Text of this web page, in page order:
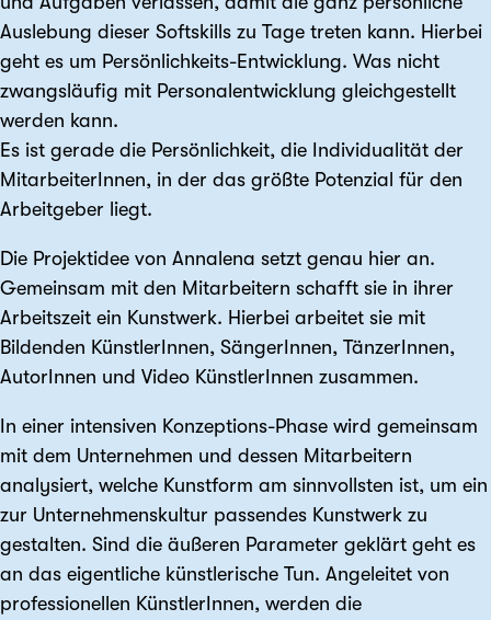
Auslebung dieser Softskills zu Tage treten kann. Hierbei
geht es um Persönlichkeits-Entwicklung. Was nicht
zwangsläufig mit Personal­entwicklung gleichgestellt
werden kann.
Es ist gerade die Persönlichkeit, die Individualität der
MitarbeiterInnen, in der das größte Potenzial für den
Arbeitgeber liegt.
Die Projektidee von Annalena setzt genau hier an.
Gemeinsam mit den Mitarbeitern schafft sie in ihrer
Arbeits­zeit ein Kunstwerk. Hierbei arbeitet sie mit
Bildenden KünstlerInnen, SängerInnen, TänzerInnen,
AutorInnen und Video KünstlerInnen zusammen.
In einer intensiven Konzeptions-Phase wird gemeinsam
mit dem Unternehmen und dessen Mitarbeitern
analysiert, welche Kunstform am sinnvollsten ist, um ein
zur Unternehmens­kultur passendes Kunst­werk zu
gestalten. Sind die äußeren Parameter geklärt geht es
an das eigentliche künstlerische Tun. Angeleitet von
professionellen KünstlerInnen, werden die